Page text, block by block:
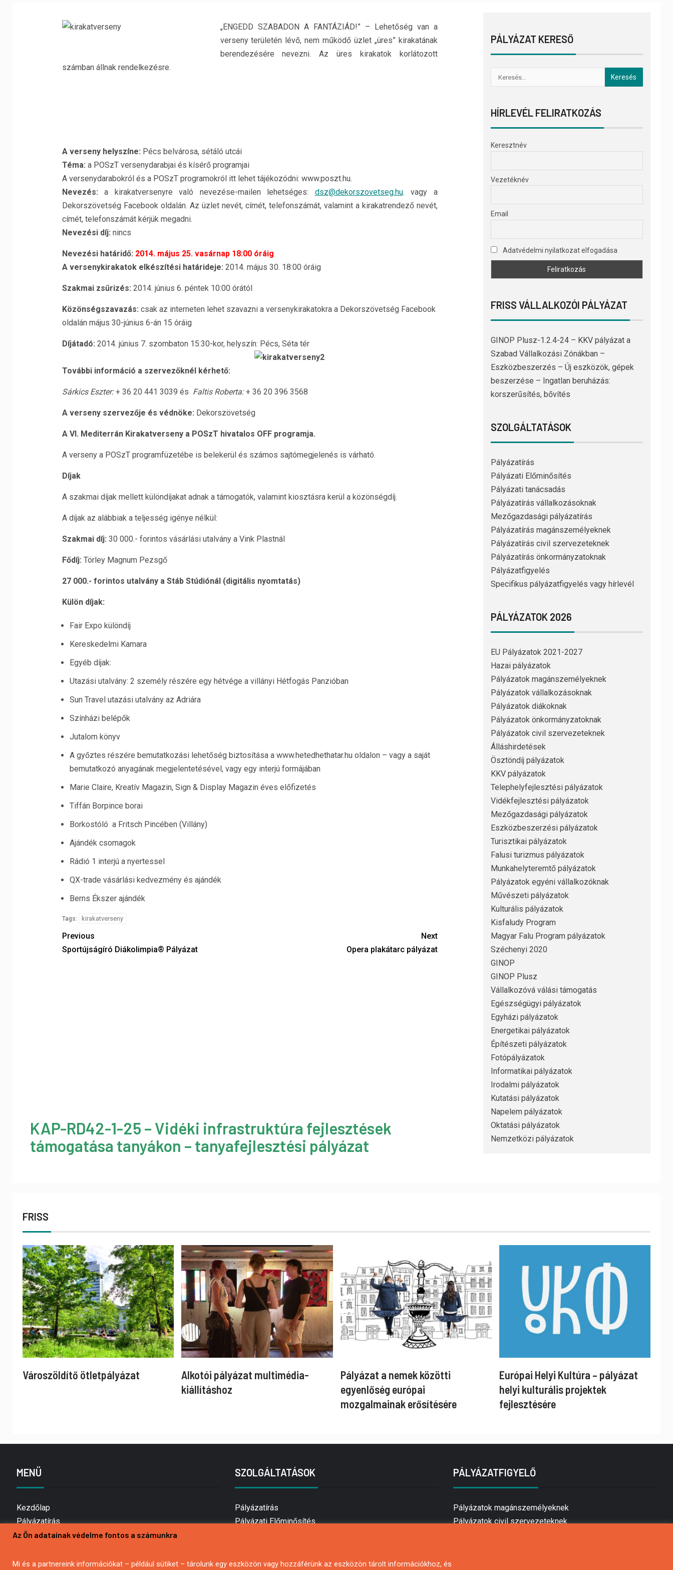
„ENGEDD SZABADON A FANTÁZIÁD!” – Lehetőség van a
verseny területén lévő, nem működő üzlet „üres” kirakatának
berendezésére nevezni. Az üres kirakatok korlátozott
számban állnak rendelkezésre.
A verseny helyszíne: Pécs belvárosa, sétáló utcái
Téma: a POSzT versenydarabjai és kísérő programjai
A versenydarabokról és a POSzT programokról itt lehet tájékozódni: www.poszt.hu.
Nevezés: a kirakatversenyre való nevezése-mailen lehetséges: dsz@dekorszovetseg.hu. vagy a
Dekorszövetség Facebook oldalán. Az üzlet nevét, címét, telefonszámát, valamint a kirakatrendező nevét,
címét, telefonszámát kérjük megadni.
Nevezési díj: nincs
Nevezési határidő: 2014. május 25. vasárnap 18:00 óráig
A versenykirakatok elkészítési határideje: 2014. május 30. 18:00 óráig
Szakmai zsűrizés: 2014. június 6. péntek 10:00 órától
Közönségszavazás: csak az interneten lehet szavazni a versenykirakatokra a Dekorszövetség Facebook
oldalán május 30-június 6-án 15 óráig
Díjátadó: 2014. június 7. szombaton 15:30-kor, helyszín: Pécs, Séta tér
További információ a szervezőknél kérhető:
Sárkics Eszter:+ 36 20 441 3039 és Faltis Roberta:+ 36 20 396 3568
A verseny szervezője és védnöke: Dekorszövetség
A VI. Mediterrán Kirakatverseny a POSzT hivatalos OFF programja.
A verseny a POSzT programfüzetébe is belekerül és számos sajtómegjelenés is várható.
Díjak
A szakmai díjak mellett különdíjakat adnak a támogatók, valamint kiosztásra kerül a közönségdíj.
A díjak az alábbiak a teljesség igénye nélkül:
Szakmai díj: 30 000.- forintos vásárlási utalvány a Vink Plastnál
Fődíj: Törley Magnum Pezsgő
27 000.- forintos utalvány a Stáb Stúdiónál (digitális nyomtatás)
Külön díjak:
Fair Expo különdíj
Kereskedelmi Kamara
Egyéb díjak:
Utazási utalvány: 2 személy részére egy hétvége a villányi Hétfogás Panzióban
Sun Travel utazási utalvány az Adriára
Színházi belépők
Jutalom könyv
A győztes részére bemutatkozási lehetőség biztosítása a www.hetedhethatar.hu oldalon – vagy a saját
bemutatkozó anyagának megjelentetésével, vagy egy interjú formájában
Marie Claire, Kreatív Magazin, Sign & Display Magazin éves előfizetés
Tiffán Borpince borai
Borkostóló a Fritsch Pincében (Villány)
Ajándék csomagok
Rádió 1 interjú a nyertessel
QX-trade vásárlási kedvezmény és ajándék
Berns Ékszer ajándék
Tags: kirakatverseny
Previous
Sportújságíró Diákolimpia® Pályázat
Next
Opera plakátarc pályázat
KAP-RD42-1-25 – Vidéki infrastruktúra fejlesztések
támogatása tanyákon – tanyafejlesztési pályázat
PÁLYÁZAT KERESŐ
HÍRLEVÉL FELIRATKOZÁS
Keresztnév
Vezetéknév
Email
Adatvédelmi nyilatkozat elfogadása
FRISS VÁLLALKOZÓI PÁLYÁZAT
GINOP Plusz-1.2.4-24 – KKV pályázat a
Szabad Vállalkozási Zónákban –
Eszközbeszerzés – Új eszközök, gépek
beszerzése – Ingatlan beruházás:
korszerűsítés, bővítés
SZOLGÁLTATÁSOK
Pályázatírás
Pályázati Előminősítés
Pályázati tanácsadás
Pályázatírás vállalkozásoknak
Mezőgazdasági pályázatírás
Pályázatírás magánszemélyeknek
Pályázatírás civil szervezeteknek
Pályázatírás önkormányzatoknak
Pályázatfigyelés
Specifikus pályázatfigyelés vagy hírlevél
PÁLYÁZATOK 2026
EU Pályázatok 2021-2027
Hazai pályázatok
Pályázatok magánszemélyeknek
Pályázatok vállalkozásoknak
Pályázatok diákoknak
Pályázatok önkormányzatoknak
Pályázatok civil szervezeteknek
Álláshirdetések
Ösztöndíj pályázatok
KKV pályázatok
Telephelyfejlesztési pályázatok
Vidékfejlesztési pályázatok
Mezőgazdasági pályázatok
Eszközbeszerzési pályázatok
Turisztikai pályázatok
Falusi turizmus pályázatok
Munkahelyteremtő pályázatok
Pályázatok egyéni vállalkozóknak
Művészeti pályázatok
Kulturális pályázatok
Kisfaludy Program
Magyar Falu Program pályázatok
Széchenyi 2020
GINOP
GINOP Plusz
Vállalkozóvá válási támogatás
Egészségügyi pályázatok
Egyházi pályázatok
Energetikai pályázatok
Építészeti pályázatok
Fotópályázatok
Informatikai pályázatok
Irodalmi pályázatok
Kutatási pályázatok
Napelem pályázatok
Oktatási pályázatok
Nemzetközi pályázatok
FRISS
Városzöldítő ötletpályázat
Alkotói pályázat multimédia-
kiállításhoz
Pályázat a nemek közötti
egyenlőség európai
mozgalmainak erősítésére
Európai Helyi Kultúra – pályázat
helyi kulturális projektek
fejlesztésére
MENÜ
Kezdőlap
Pályázatírás
Bemutatkozás
Hírlevél feliratkozás
SZOLGÁLTATÁSOK
Pályázatírás
Pályázati Előminősítés
Mezőgazdasági pályázatírás
PÁLYÁZATFIGYELŐ
Pályázatok magánszemélyeknek
Pályázatok civil szervezeteknek
Az Ön adatainak védelme fontos a számunkra
Mi és a partnereink információkat – például sütiket – tárolunk egy eszközön vagy hozzáférünk az eszközön tárolt információkhoz, és